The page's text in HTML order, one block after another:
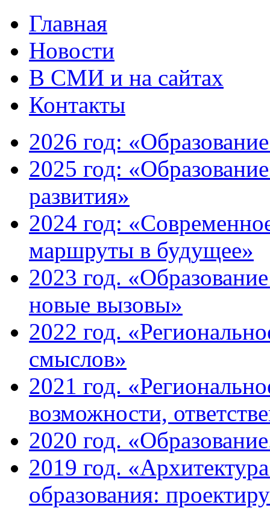
Главная
Новости
В СМИ и на сайтах
Контакты
2026 год:
2025 год:
развития»
2024 год:
маршруты в будущее»
2023 год.
новые вызовы»
2022 год.
смыслов»
2021 год.
возможности,
2020 год.
2019 год.
образования: